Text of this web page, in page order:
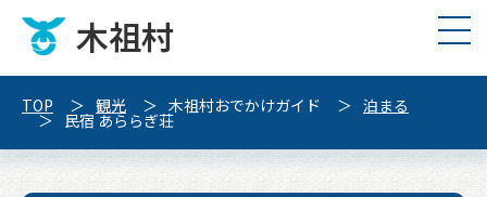
木祖村
TOP 観光 木祖村おでかけガイド 泊まる
民宿 あららぎ荘